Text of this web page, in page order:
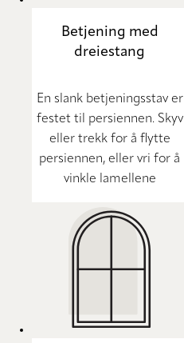
Betjening med
dreiestang
En slank betjeningsstav er
festet til persiennen. Skyv
eller trekk for å flytte
persiennen, eller vri for å
vinkle lamellene